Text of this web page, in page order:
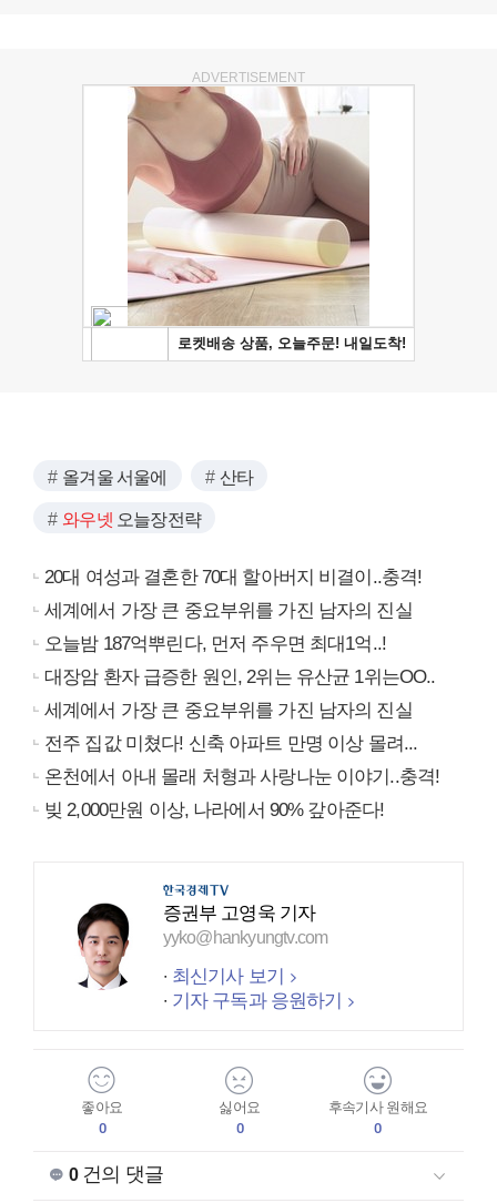
ADVERTISEMENT
올겨울 서울에 산타
와우넷 오늘장전략
20대 여성과 결혼한 70대 할아버지 비결이..충격!
세계에서 가장 큰 중요부위를 가진 남자의 진실
오늘밤 187억뿌린다, 먼저 주우면 최대1억..!
대장암 환자 급증한 원인, 2위는 유산균 1위는OO..
세계에서 가장 큰 중요부위를 가진 남자의 진실
전주 집값 미쳤다! 신축 아파트 만명 이상 몰려...
온천에서 아내 몰래 처형과 사랑나눈 이야기..충격!
빚 2,000만원 이상, 나라에서 90% 갚아준다!
증권부 고영욱 기자
yyko@hankyungtv.com
최신기사 보기
기자 구독과 응원하기
좋아요
0
싫어요
0
후속기사 원해요
0
0건의 댓글